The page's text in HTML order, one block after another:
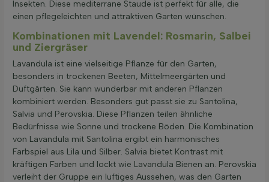
Insekten. Diese mediterrane Staude ist perfekt für alle, die
einen pflegeleichten und attraktiven Garten wünschen.
Kombinationen mit Lavendel: Rosmarin, Salbei
und Ziergräser
Lavandula ist eine vielseitige Pflanze für den Garten,
besonders in trockenen Beeten, Mittelmeergärten und
Duftgärten. Sie kann wunderbar mit anderen Pflanzen
kombiniert werden. Besonders gut passt sie zu Santolina,
Salvia und Perovskia. Diese Pflanzen teilen ähnliche
Bedürfnisse wie Sonne und trockene Böden. Die Kombination
von Lavandula mit Santolina ergibt ein harmonisches
Farbspiel aus Lila und Silber. Salvia bietet Kontrast mit
kräftigen Farben und lockt wie Lavandula Bienen an. Perovskia
verleiht der Gruppe ein luftiges Aussehen, was den Garten